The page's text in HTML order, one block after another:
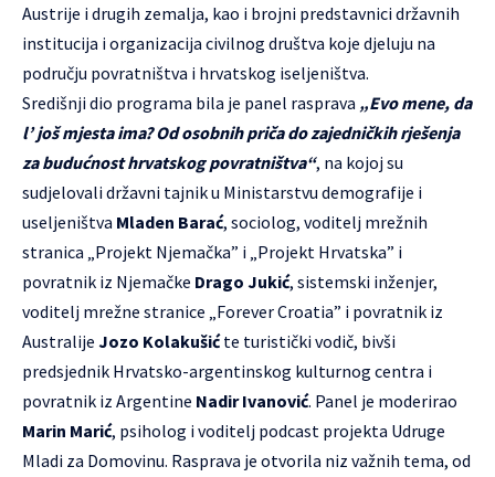
Austrije i drugih zemalja, kao i brojni predstavnici državnih
institucija i organizacija civilnog društva koje djeluju na
području povratništva i hrvatskog iseljeništva.
Središnji dio programa bila je panel rasprava „Evo mene, da
l’ još mjesta ima? Od osobnih priča do zajedničkih rješenja
za budućnost hrvatskog povratništva“, na kojoj su
sudjelovali državni tajnik u Ministarstvu demografije i
useljeništva Mladen Barać, sociolog, voditelj mrežnih
stranica „Projekt Njemačka” i „Projekt Hrvatska” i
povratnik iz Njemačke Drago Jukić, sistemski inženjer,
voditelj mrežne stranice „Forever Croatia” i povratnik iz
Australije Jozo Kolakušićte turistički vodič, bivši
predsjednik Hrvatsko-argentinskog kulturnog centra i
povratnik iz Argentine Nadir Ivanović. Panel je moderirao
Marin Marić, psiholog i voditelj podcast projekta Udruge
Mladi za Domovinu. Rasprava je otvorila niz važnih tema, od